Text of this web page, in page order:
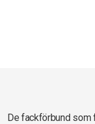
De fackförbund som